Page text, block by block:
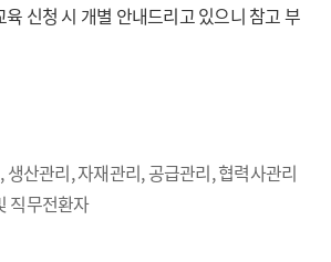
신청 시 개별 안내드리고 있으니 참고 부
생산관리, 자재관리, 공급관리, 협력사관리
직무전환자